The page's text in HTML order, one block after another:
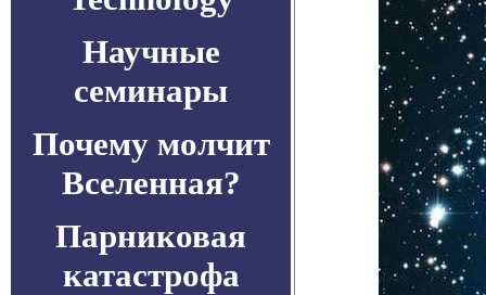
Научные
семинары
Почему молчит
Вселенная?
Парниковая
катастрофа